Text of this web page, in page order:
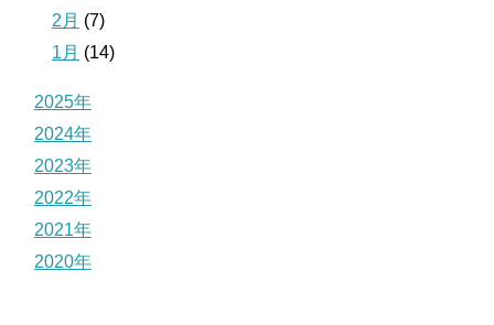
2月 (7)
1月 (14)
2025年
2024年
2023年
2022年
2021年
2020年